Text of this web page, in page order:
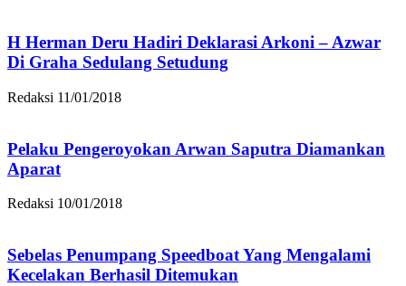
H Herman Deru Hadiri Deklarasi Arkoni – Azwar
Di Graha Sedulang Setudung
Redaksi 11/01/2018
Pelaku Pengeroyokan Arwan Saputra Diamankan
Aparat
Redaksi 10/01/2018
Sebelas Penumpang Speedboat Yang Mengalami
Kecelakan Berhasil Ditemukan